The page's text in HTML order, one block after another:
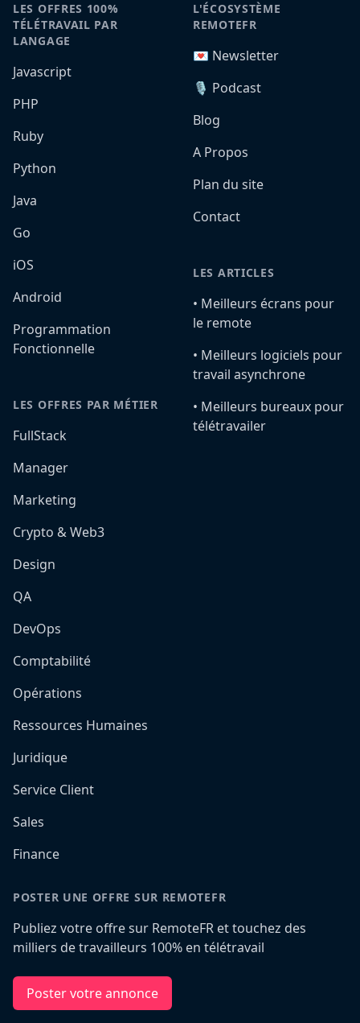
LES OFFRES 100%
TÉLÉTRAVAIL PAR
LANGAGE
Javascript
PHP
Ruby
Python
Java
Go
iOS
Android
Programmation
Fonctionnelle
LES OFFRES PAR MÉTIER
FullStack
Manager
Marketing
Crypto & Web3
Design
QA
DevOps
Comptabilité
Opérations
Ressources Humaines
Juridique
Service Client
Sales
Finance
L'ÉCOSYSTÈME
REMOTEFR
💌 Newsletter
🎙️ Podcast
Blog
A Propos
Plan du site
Contact
LES ARTICLES
•️ Meilleurs écrans pour
le remote
•️ Meilleurs logiciels pour
travail asynchrone
•️ Meilleurs bureaux pour
télétravailer
POSTER UNE OFFRE SUR REMOTEFR
Publiez votre offre sur RemoteFR et touchez des
milliers de travailleurs 100% en télétravail
Poster votre annonce